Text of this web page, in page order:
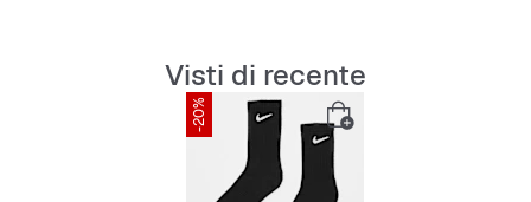
La fascia sull'arco plantare regala supporto e aderenza.
La spessa suola in spugna regala un comfort che dura a
Silhouette di media lunghezza per una copertura ideale
della caviglia e del polpaccio.
Collo aderente per un fit confortevole intorno alla
Visti di recente
-20%